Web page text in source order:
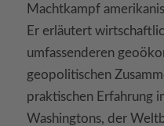
Machtkampf
Er erläutert
umfassenderen
geopolitischen
praktischen Erfahrung
Washingtons, der